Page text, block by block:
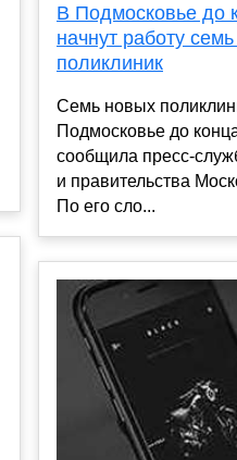
В Подмосковье до
начнут работу
поликлиник
Семь новых
Подмосковье до
сообщила пресс-
и правительства
По его сло...